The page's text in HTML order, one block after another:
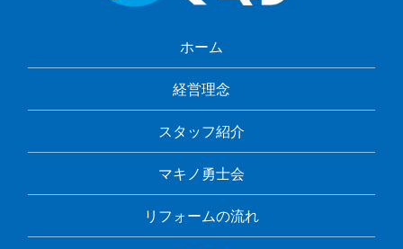
ホーム
経営理念
スタッフ紹介
マキノ勇士会
リフォームの流れ